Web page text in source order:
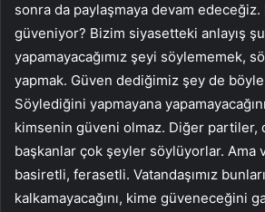
sonra da paylaşmaya devam edeceğiz.
güveniyor? Bizim siyasetteki anlayış
yapamayacağımız şeyi söylememek,
yapmak. Güven dediğimiz şey de
Söylediğini yapmayana
kimsenin güveni olmaz. Diğer partiler,
başkanlar çok şeyler söylüyorlar. Ama
basiretli, ferasetli. Vatandaşımız
kalkamayacağını, kime güveneceğini